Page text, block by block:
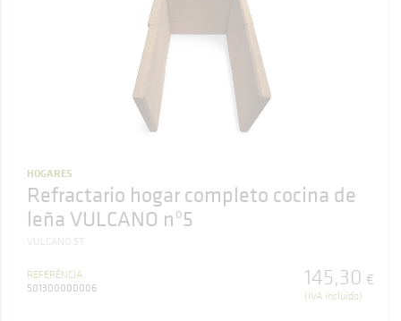
HOGARES
Refractario hogar completo cocina de
leña VULCANO nº5
VULCANO 5T
REFERÊNCIA
501300000006
145,30 €
(IVA incluído)